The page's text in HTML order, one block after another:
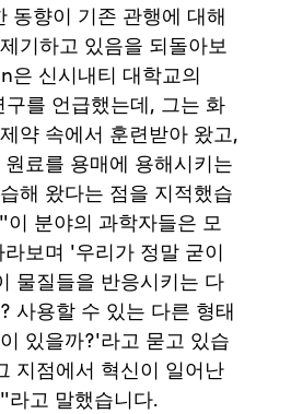
동향이 기존 관행에 대해
기하고 있음을 되돌아보
은 신시내티 대학교의
를 언급했는데, 그는 화
약 속에서 훈련받아 왔고,
료를 용매에 용해시키는
해 왔다는 점을 지적했습
분야의 과학자들은 모
보며 '우리가 정말 굳이
물질들을 반응시키는 다
사용할 수 있는 다른 형태
있을까?'라고 묻고 있습
지점에서 혁신이 일어난
라고 말했습니다.